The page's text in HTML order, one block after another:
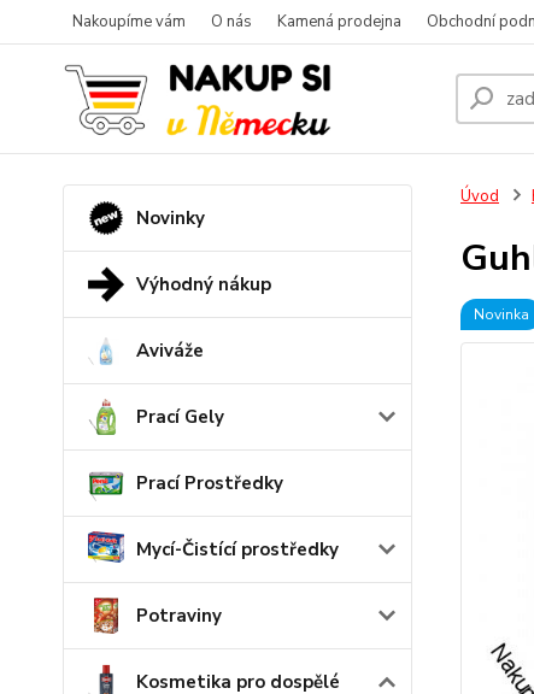
Nakoupíme vám O nás Kamená prodejna Obchodní
Novinky
Výhodný nákup
Aviváže
Prací Gely
Prací Prostředky
Mycí-Čistící prostředky
Potraviny
Kosmetika pro dospělé
Úvod
Novinka